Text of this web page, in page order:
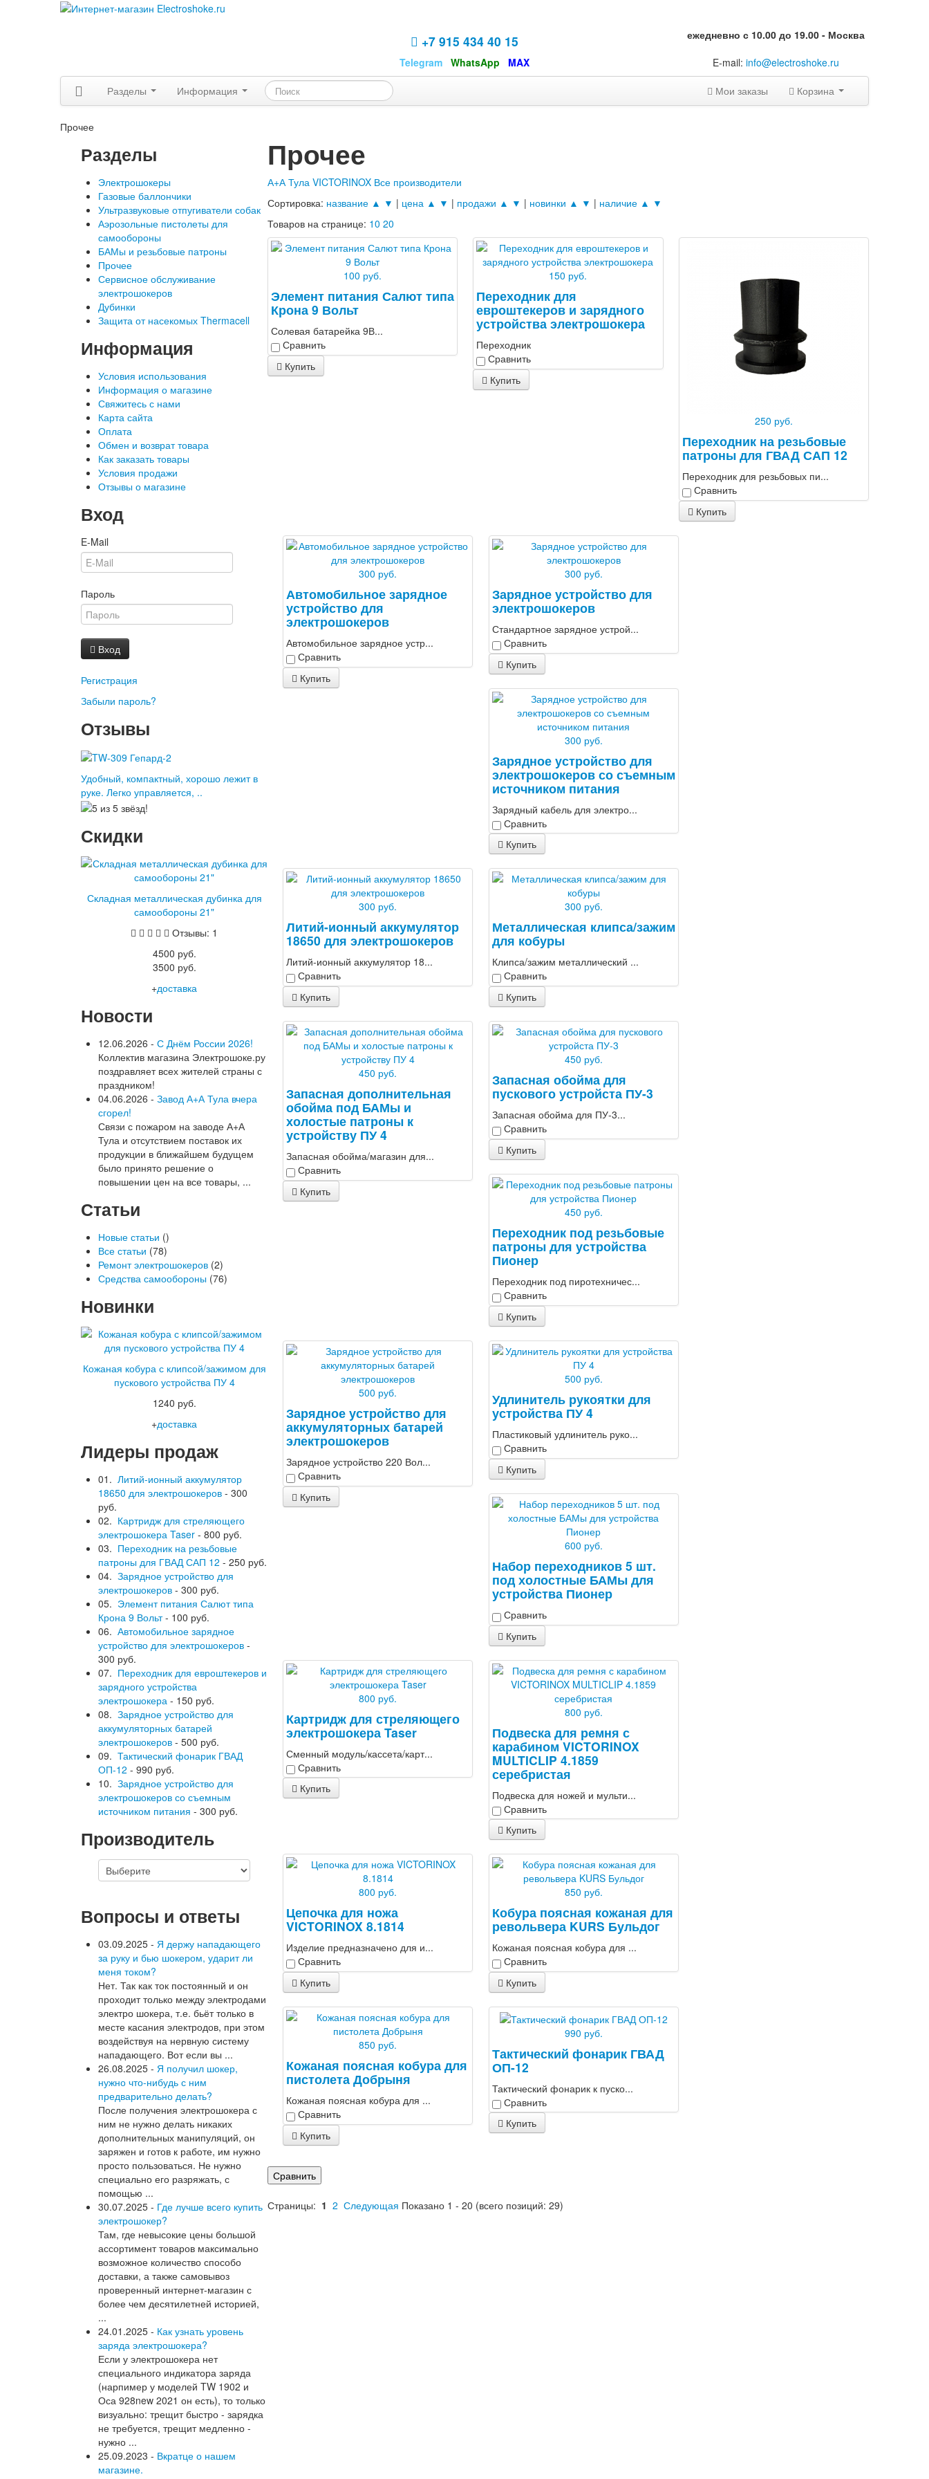
+7 915 434 40 15
Telegram WhatsApp MAX
ежедневно с 10.00 до 19.00 - Москва
E-mail: info@electroshoke.ru
Разделы Информация Мои заказы Корзина
Прочее
Прочее
А+А Тула VICTORINOX Все производители
Сортировка: название ▲ ▼ | цена ▲ ▼ | продажи ▲ ▼ | новинки ▲ ▼ | наличие ▲ ▼
Товаров на странице: 10 20
100 руб.
Элемент питания Салют типа
Крона 9 Вольт
Солевая батарейка 9В...
Сравнить
Купить
150 руб.
Переходник для
евроштекеров и зарядного
устройства электрошокера
Переходник
Сравнить
Купить
250 руб.
Переходник на резьбовые
патроны для ГВАД САП 12
Переходник для резьбовых пи...
Сравнить
Купить
300 руб.
Автомобильное зарядное
устройство для
электрошокеров
Автомобильное зарядное устр...
Сравнить
Купить
300 руб.
Зарядное устройство для
электрошокеров
Стандартное зарядное устрой...
Сравнить
Купить
300 руб.
Зарядное устройство для
электрошокеров со съемным
источником питания
Зарядный кабель для электро...
Сравнить
Купить
300 руб.
Литий-ионный аккумулятор
18650 для электрошокеров
Литий-ионный аккумулятор 18...
Сравнить
Купить
300 руб.
Металлическая клипса/зажим
для кобуры
Клипса/зажим металлический ...
Сравнить
Купить
450 руб.
Запасная дополнительная
обойма под БАМы и
холостые патроны к
устройству ПУ 4
Запасная обойма/магазин для...
Сравнить
Купить
450 руб.
Запасная обойма для
пускового устройста ПУ-3
Запасная обойма для ПУ-3...
Сравнить
Купить
450 руб.
Переходник под резьбовые
патроны для устройства
Пионер
Переходник под пиротехничес...
Сравнить
Купить
500 руб.
Зарядное устройство для
аккумуляторных батарей
электрошокеров
Зарядное устройство 220 Вол...
Сравнить
Купить
500 руб.
Удлинитель рукоятки для
устройства ПУ 4
Пластиковый удлинитель руко...
Сравнить
Купить
600 руб.
Набор переходников 5 шт.
под холостные БАМы для
устройства Пионер
Сравнить
Купить
800 руб.
Картридж для стреляющего
электрошокера Taser
Сменный модуль/кассета/карт...
Сравнить
Купить
800 руб.
Подвеска для ремня с
карабином VICTORINOX
MULTICLIP 4.1859
серебристая
Подвеска для ножей и мульти...
Сравнить
Купить
800 руб.
Цепочка для ножа
VICTORINOX 8.1814
Изделие предназначено для и...
Сравнить
Купить
850 руб.
Кобура поясная кожаная для
револьвера KURS Бульдог
Кожаная поясная кобура для ...
Сравнить
Купить
850 руб.
Кожаная поясная кобура для
пистолета Добрыня
Кожаная поясная кобура для ...
Сравнить
Купить
990 руб.
Тактический фонарик ГВАД
ОП-12
Тактический фонарик к пуско...
Сравнить
Купить
Сравнить
Страницы: 1 2 Следующая Показано 1 -20 (всего позиций:29)
Разделы
Электрошокеры
Газовые баллончики
Ультразвуковые отпугиватели собак
Аэрозольные пистолеты для
самообороны
БАМы и резьбовые патроны
Прочее
Сервисное обслуживание
электрошокеров
Дубинки
Защита от насекомых Thermacell
Информация
Условия использования
Информация о магазине
Свяжитесь с нами
Карта сайта
Оплата
Обмен и возврат товара
Как заказать товары
Условия продажи
Отзывы о магазине
Вход
E-Mail
Пароль
Вход
Регистрация
Забыли пароль?
Отзывы
Удобный, компактный, хорошо лежит в
руке. Легко управляется, ..
Скидки
Складная металлическая дубинка для
самообороны 21"
Отзывы: 1
4500 руб.
3500 руб.
+доставка
Новости
12.06.2026 - С Днём России 2026!
Коллектив магазина Электрошоке.ру
поздравляет всех жителей страны с
праздником!
04.06.2026 - Завод А+А Тула вчера
сгорел!
Связи с пожаром на заводе А+А
Тула и отсутствием поставок их
продукции в ближайшем будущем
было принято решение о
повышении цен на все товары, ...
Статьи
Новые статьи ()
Все статьи (78)
Ремонт электрошокеров (2)
Средства самообороны (76)
Новинки
Кожаная кобура с клипсой/зажимом для
пускового устройства ПУ 4
1240 руб.
+доставка
Лидеры продаж
01. Литий-ионный аккумулятор
18650 для электрошокеров - 300
руб.
02. Картридж для стреляющего
электрошокера Taser - 800 руб.
03. Переходник на резьбовые
патроны для ГВАД САП 12 - 250 руб.
04. Зарядное устройство для
электрошокеров - 300 руб.
05. Элемент питания Салют типа
Крона 9 Вольт- 100 руб.
06. Автомобильное зарядное
устройство для электрошокеров -
300 руб.
07. Переходник для евроштекеров и
зарядного устройства
электрошокера - 150 руб.
08. Зарядное устройство для
аккумуляторных батарей
электрошокеров - 500 руб.
09. Тактический фонарик ГВАД
ОП-12 - 990 руб.
10. Зарядное устройство для
электрошокеров со съемным
источником питания - 300 руб.
Производитель
Вопросы и ответы
03.09.2025 - Я держу нападающего
за руку и бью шокером, ударит ли
меня током?
Нет. Так как ток постоянный и он
проходит только между электродами
электро шокера, т.е. бьёт только в
месте касания электродов, при этом
воздействуя на нервную систему
нападающего. Вот если вы ...
26.08.2025 - Я получил шокер,
нужно что-нибудь с ним
предварительно делать?
После получения электрошокера с
ним не нужно делать никаких
дополнительных манипуляций, он
заряжен и готов к работе, им нужно
просто пользоваться. Не нужно
специально его разряжать, с
помощью ...
30.07.2025 - Где лучше всего купить
электрошокер?
Там, где невысокие цены большой
ассортимент товаров максимально
возможное количество способо
доставки, а также самовывоз
проверенный интернет-магазин с
более чем десятилетней историей,
...
24.01.2025 - Как узнать уровень
заряда электрошокера?
Если у электрошокера нет
специального индикатора заряда
(нарпимер у моделей TW 1902 и
Оса 928new 2021 он есть), то только
визуально: трещит быстро - зарядка
не требуется, трещит медленно -
нужно ...
25.09.2023 - Вкратце о нашем
магазине.